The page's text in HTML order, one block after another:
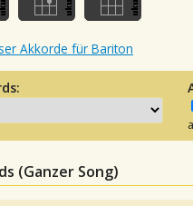
Akkorde für Bariton
(Ganzer Song)